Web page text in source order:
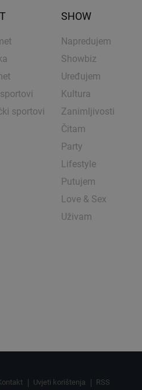
sportovi
SHOW
Napredujem
Showbiz
Uređujem
Kultura
Zanimljivosti
Čitam
Party
Lifestyle
Putujem
Love & Sex
Uživam
Uvjeti korištenja RSS